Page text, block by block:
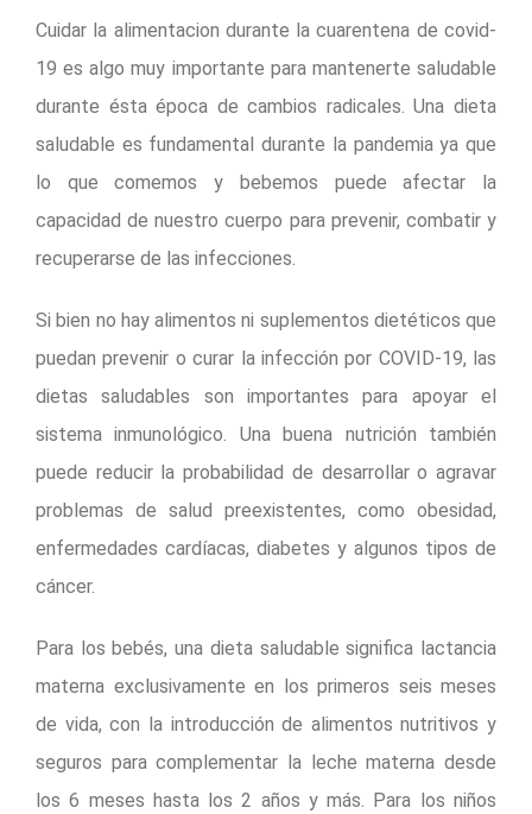
Cuidar la alimentacion durante la cuarentena de covid-
19 es algo muy importante para mantenerte saludable
durante ésta época de cambios radicales. Una dieta
saludable es fundamental durante la pandemia ya que
lo que comemos y bebemos puede afectar la
capacidad de nuestro cuerpo para prevenir, combatir y
recuperarse de las infecciones.
Si bien no hay alimentos ni suplementos dietéticos que
puedan prevenir o curar la infección por COVID-19, las
dietas saludables son importantes para apoyar el
sistema inmunológico. Una buena nutrición también
puede reducir la probabilidad de desarrollar o agravar
problemas de salud preexistentes, como obesidad,
enfermedades cardíacas, diabetes y algunos tipos de
cáncer.
Para los bebés, una dieta saludable significa lactancia
materna exclusivamente en los primeros seis meses
de vida, con la introducción de alimentos nutritivos y
seguros para complementar la leche materna desde
los 6 meses hasta los 2 años y más. Para los niños